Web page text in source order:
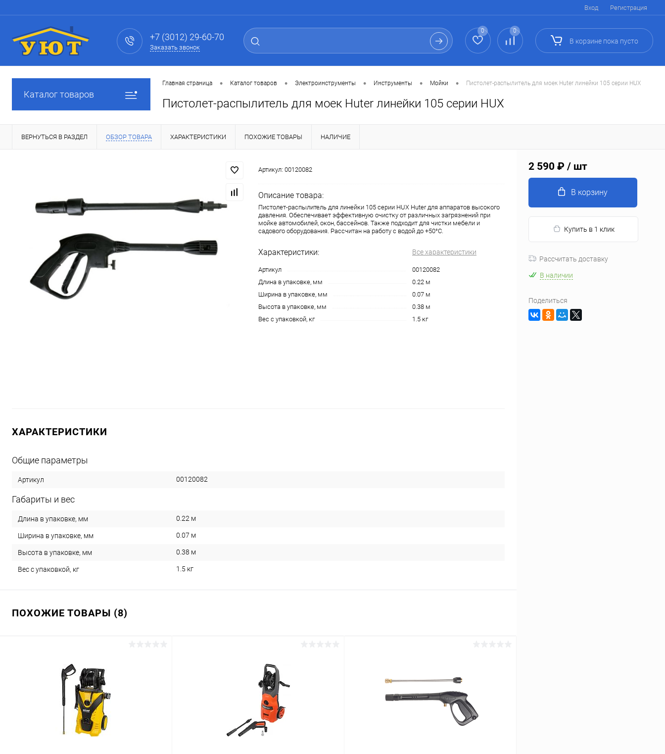
Вход Регистрация
+7 (3012) 29-60-70
Заказать звонок
0 0
В корзине пока пусто
Каталог товаров
Главная страница • Каталог товаров • Электроинструменты • Инструменты • Мойки • Пистолет-распылитель для моек Huter линейки 105 серии HUX
Пистолет-распылитель для моек Huter линейки 105 серии HUX
ВЕРНУТЬСЯ В РАЗДЕЛ ОБЗОР ТОВАРА ХАРАКТЕРИСТИКИ ПОХОЖИЕ ТОВАРЫ НАЛИЧИЕ
Артикул: 00120082
Описание товара:
Пистолет-распылитель для линейки 105 серии HUX Huter для аппаратов высокого
давления. Обеспечивает эффективную очистку от различных загрязнений при
мойке автомобилей, окон, бассейнов. Также подходит для чистки мебели и
садового оборудования. Рассчитан на работу с водой до +50°C.
Характеристики: Все характеристики
Артикул
00120082
Длина в упаковке, мм
0.22 м
Ширина в упаковке, мм
0.07 м
Высота в упаковке, мм
0.38 м
Вес с упаковкой, кг
1.5 кг
ХАРАКТЕРИСТИКИ
Общие параметры
Артикул 00120082
Габариты и вес
Длина в упаковке, мм 0.22 м
Ширина в упаковке, мм 0.07 м
Высота в упаковке, мм 0.38 м
Вес с упаковкой, кг 1.5 кг
ПОХОЖИЕ ТОВАРЫ (8)
2 590 ₽ / шт
В корзину
Купить в 1 клик
Рассчитать доставку
В наличии
Поделиться